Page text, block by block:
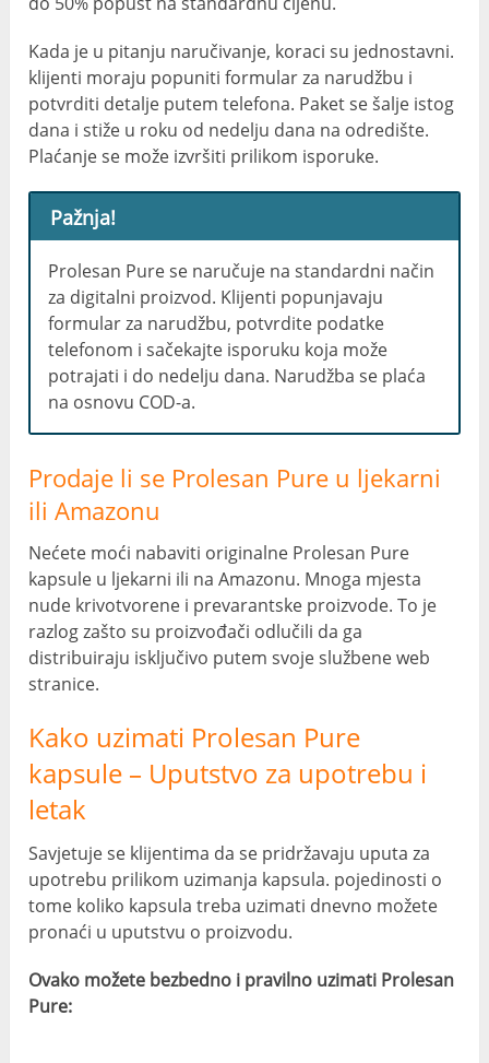
Kada je u pitanju naručivanje, koraci su jednostavni.
klijenti moraju popuniti formular za narudžbu i
potvrditi detalje putem telefona. Paket se šalje istog
dana i stiže u roku od nedelju dana na odredište.
Plaćanje se može izvršiti prilikom isporuke.
Pažnja!
Prolesan Pure se naručuje na standardni način
za digitalni proizvod. Klijenti popunjavaju
formular za narudžbu, potvrdite podatke
telefonom i sačekajte isporuku koja može
potrajati i do nedelju dana. Narudžba se plaća
na osnovu COD-a.
Prodaje li se Prolesan Pure u ljekarni
ili Amazonu
Nećete moći nabaviti originalne Prolesan Pure
kapsule u ljekarni ili na Amazonu. Mnoga mjesta
nude krivotvorene i prevarantske proizvode. To je
razlog zašto su proizvođači odlučili da ga
distribuiraju isključivo putem svoje službene web
stranice.
Kako uzimati Prolesan Pure
kapsule – Uputstvo za upotrebu i
letak
Savjetuje se klijentima da se pridržavaju uputa za
upotrebu prilikom uzimanja kapsula. pojedinosti o
tome koliko kapsula treba uzimati dnevno možete
pronaći u uputstvu o proizvodu.
Ovako možete bezbedno i pravilno uzimati Prolesan
Pure: